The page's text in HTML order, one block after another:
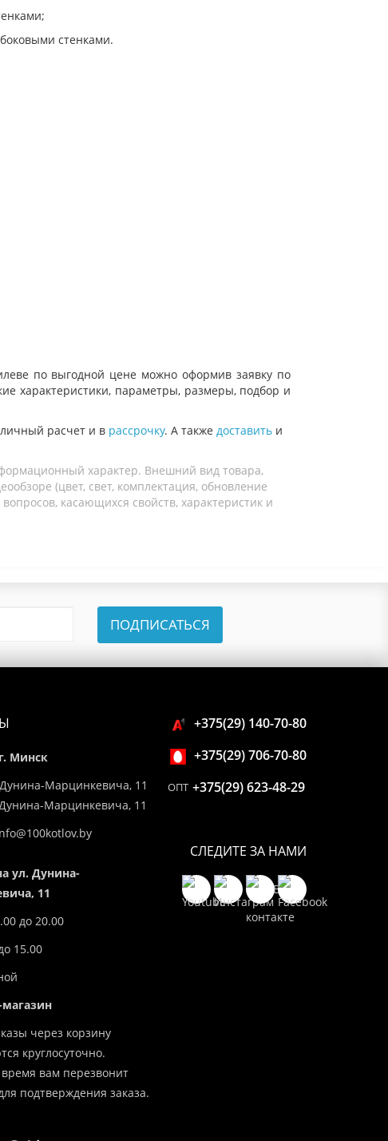
стенками.
по выгодной цене можно оформив заявку по
характеристики, параметры, размеры, подбор и
расчет и в рассрочку. А также доставить и
характер. Внешний вид товара,
(цвет, свет, комплектация, обновление
касающихся свойств, характеристик и
ПОДПИСАТЬСЯ
Минск
Марцинкевича, 11
Марцинкевича, 11
ул. Дунина-
11
до 20.00
15.00
через корзину
круглосуточно.
вам перезвонит
подтверждения заказа.
+375(29) 140-70-80
+375(29) 706-70-80
ОПТ +375(29) 623-48-29
СЛЕДИТЕ ЗА НАМИ